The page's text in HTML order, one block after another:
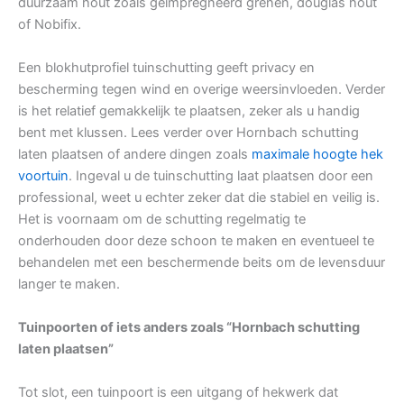
of Nobifix.
Een blokhutprofiel tuinschutting geeft privacy en
bescherming tegen wind en overige weersinvloeden. Verder
is het relatief gemakkelijk te plaatsen, zeker als u handig
bent met klussen. Lees verder over Hornbach schutting
laten plaatsen of andere dingen zoals maximale hoogte hek
voortuin. Ingeval u de tuinschutting laat plaatsen door een
professional, weet u echter zeker dat die stabiel en veilig is.
Het is voornaam om de schutting regelmatig te
onderhouden door deze schoon te maken en eventueel te
behandelen met een beschermende beits om de levensduur
langer te maken.
Tuinpoorten of iets anders zoals “Hornbach schutting
laten plaatsen”
Tot slot, een tuinpoort is een uitgang of hekwerk dat